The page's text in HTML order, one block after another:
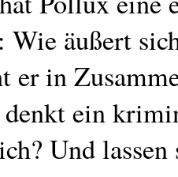
Wie äußert
er in
ein
Und